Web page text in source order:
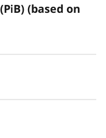
и
(based on